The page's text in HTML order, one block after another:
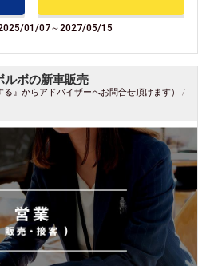
01/07～2027/05/15
ルボの新車販売
る』からアドバイザーへお問合せ頂けます） /